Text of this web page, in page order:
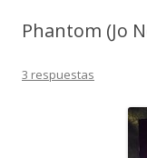
Phantom (Jo
3 respuestas